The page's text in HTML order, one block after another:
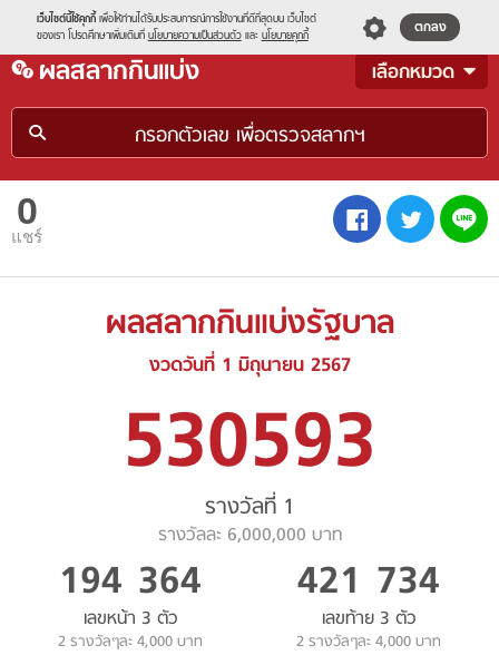
เว็บไซต์นี้ใช้คุกกี้ เพื่อให้ท่านได้รับประสบการณ์การใช้งานที่ดีที่สุดบน เว็บไซต์
ของเรา โปรดศึกษาเพิ่มเติมที่ นโยบายความเป็นส่วนตัว และ นโยบายคุกกี้
ตกลง
menu
ผลสลากกินแบ่ง เลือกหมวด
0
แชร์
FB TW
ผลสลากกินแบ่งรัฐบาล
งวดวันที่ 1 มิถุนายน 2567
530593
รางวัลที่ 1
รางวัลละ 6,000,000 บาท
194 364
เลขหน้า 3 ตัว
2 รางวัลๆละ 4,000 บาท
421 734
เลขท้าย 3 ตัว
2 รางวัลๆละ 4,000 บาท